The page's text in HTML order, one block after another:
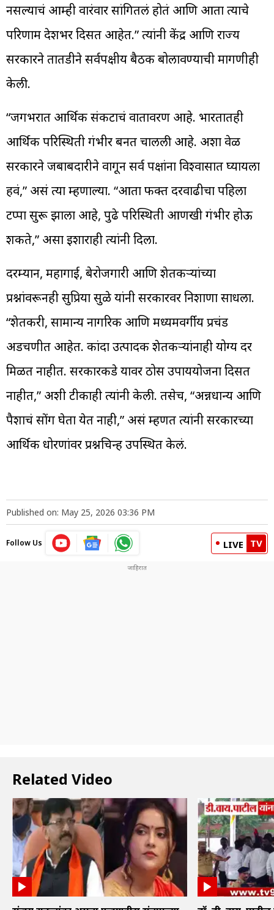
नसल्याचं आम्ही वारंवार सांगितलं होतं आणि आता त्याचे
परिणाम देशभर दिसत आहेत.” त्यांनी केंद्र आणि राज्य
सरकारने तातडीने सर्वपक्षीय बैठक बोलावण्याची मागणीही
केली.
“जगभरात आर्थिक संकटाचं वातावरण आहे. भारतातही
आर्थिक परिस्थिती गंभीर बनत चालली आहे. अशा वेळी
सरकारने जबाबदारीने वागून सर्व पक्षांना विश्वासात घ्यायला
हवं,” असं त्या म्हणाल्या. “आता फक्त दरवाढीचा पहिला
टप्पा सुरू झाला आहे, पुढे परिस्थिती आणखी गंभीर होऊ
शकते,” असा इशाराही त्यांनी दिला.
दरम्यान, महागाई, बेरोजगारी आणि शेतकऱ्यांच्या
प्रश्नांवरूनही सुप्रिया सुळे यांनी सरकारवर निशाणा साधला.
“शेतकरी, सामान्य नागरिक आणि मध्यमवर्गीय प्रचंड
अडचणीत आहेत. कांदा उत्पादक शेतकऱ्यांनाही योग्य दर
मिळत नाहीत. सरकारकडे यावर ठोस उपाययोजना दिसत
नाहीत,” अशी टीकाही त्यांनी केली. तसेच, “अन्नधान्य आणि
पैशाचं सोंग घेता येत नाही,” असं म्हणत त्यांनी सरकारच्या
आर्थिक धोरणांवर प्रश्नचिन्ह उपस्थित केलं.
Published on: May 25, 2026 03:36 PM
Follow Us LIVE TV
Related Video